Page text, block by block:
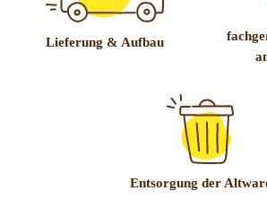
Lieferung & Aufbau
Entsorgung der